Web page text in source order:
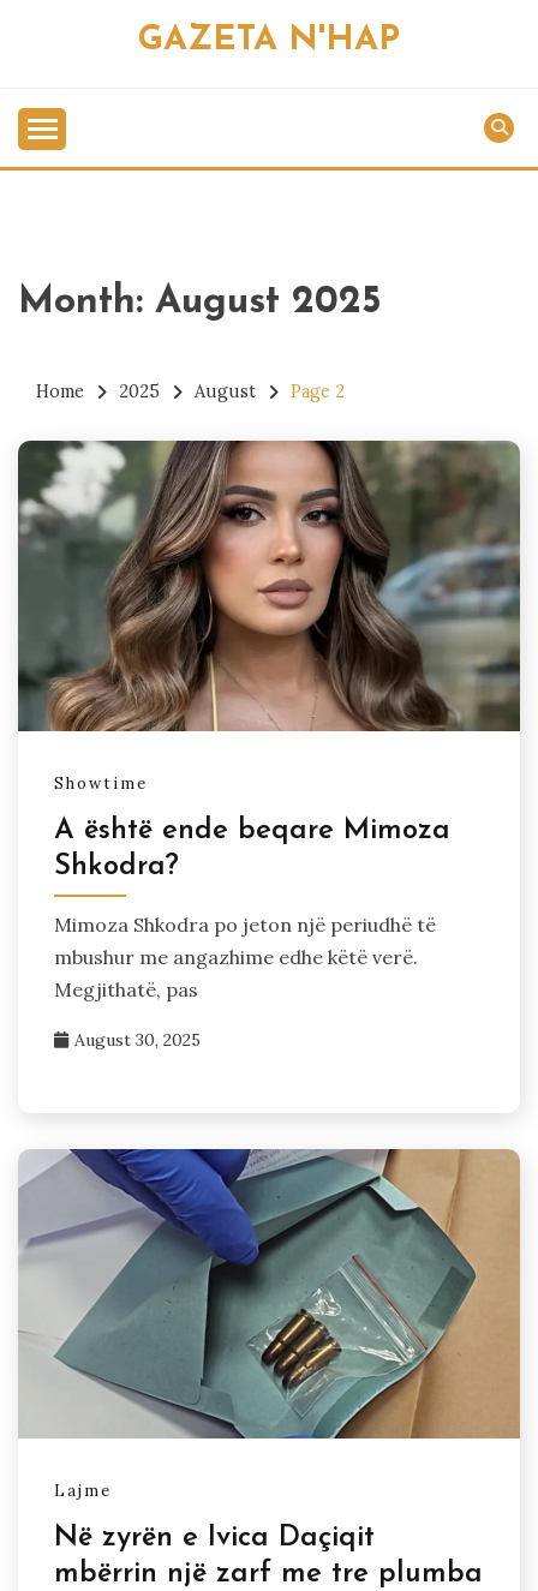
GAZETA N'HAP
Month: August 2025
Home 2025 August Page 2
Showtime
A është ende beqare Mimoza
Shkodra?
Mimoza Shkodra po jeton një periudhë të
mbushur me angazhime edhe këtë verë.
Megjithatë, pas
August 30, 2025
Lajme
Në zyrën e Ivica Daçiqit
mbërrin një zarf me tre plumba